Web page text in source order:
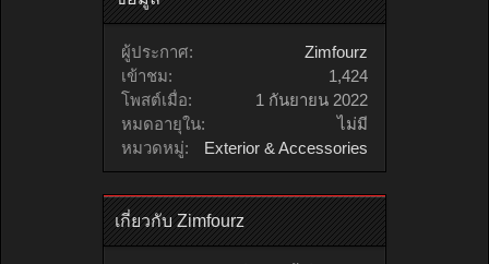
ผู้ประกาศ:
Zimfourz
เข้าชม:
1,424
โพสต์เมื่อ:
1 กันยายน 2022
หมดอายุใน:
ไม่มี
หมวดหมู่:
Exterior & Accessories
เกี่ยวกับ Zimfourz